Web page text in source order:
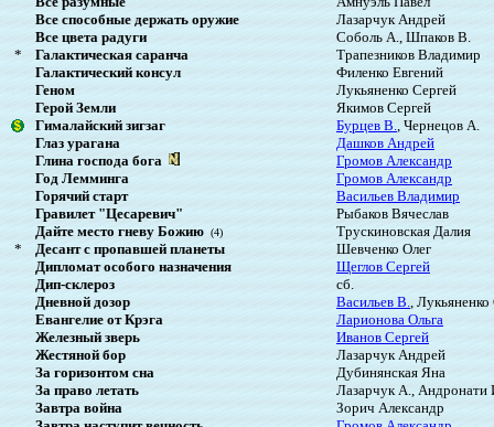
Все способные держать оружие
Лазарчук Андрей
Все цвета радуги
Соболь А., Шпаков В.
*
Галактическая саранча
Трапезников Владимир
Галактический консул
Филенко Евгений
Геном
Лукьяненко Сергей
Герой Земли
Якимов Сергей
Гималайский зигзаг
Бурцев В., Чернецов А.
Глаз урагана
Дашков Андрей
Глина господа бога
Громов Александр
Год Лемминга
Громов Александр
Горячий старт
Васильев Владимир
Гравилет "Цесаревич"
Рыбаков Вячеслав
Дайте место гневу Божию (4)
Трускиновская Далия
*
Десант с пропавшей планеты
Шевченко Олег
Дипломат особого назначения
Щеглов Сергей
Дип-склероз
сб.
Дневной дозор
Васильев В., Лукьяненко
Евангелие от Крэга
Ларионова Ольга
Железный зверь
Иванов Сергей
Жестяной бор
Лазарчук Андрей
За горизонтом сна
Дубинянская Яна
За право летать
Лазарчук А., Андронати
Завтра война
Зорич Александр